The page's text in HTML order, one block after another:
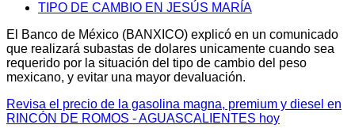
TIPO DE CAMBIO EN JESÚS MARÍA
El Banco de México (BANXICO) explicó en un comunicado
que realizará subastas de dolares unicamente cuando sea
requerido por la situación del tipo de cambio del peso
mexicano, y evitar una mayor devaluación.
Revisa el precio de la gasolina magna, premium y diesel en
RINCÓN DE ROMOS - AGUASCALIENTES hoy